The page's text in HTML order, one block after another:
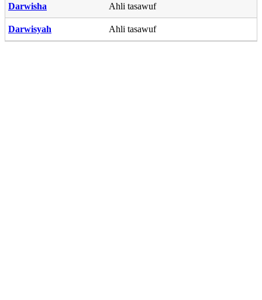
Darwisha Ahli tasawuf
Darwisyah Ahli tasawuf